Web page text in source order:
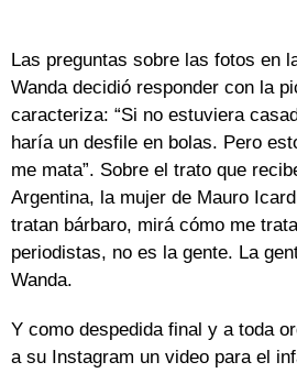
Las preguntas sobre las fotos en
Wanda decidió responder con la
caracteriza: “Si no estuviera
haría un desfile en bolas. Pero
me mata”. Sobre el trato que
Argentina, la mujer de Mauro
tratan bárbaro, mirá cómo me
periodistas, no es la gente. La
Wanda.
Y como despedida final y a toda
a su Instagram un video para el